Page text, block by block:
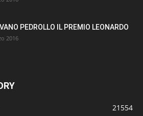
PEDROLLO IL PREMIO LEONARDO
2016
21554